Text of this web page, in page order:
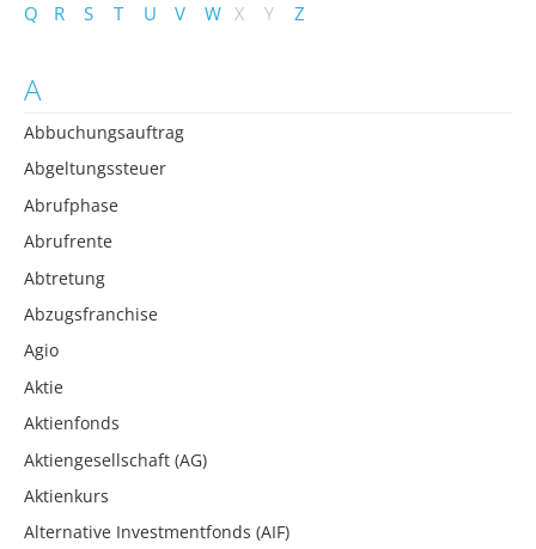
Q
R S T U V W X Y Z
A
Abbuchungsauftrag
Abgeltungssteuer
Abrufphase
Abrufrente
Abtretung
Abzugsfranchise
Agio
Aktie
Aktienfonds
Aktiengesellschaft (AG)
Aktienkurs
Alternative Investmentfonds (AIF)